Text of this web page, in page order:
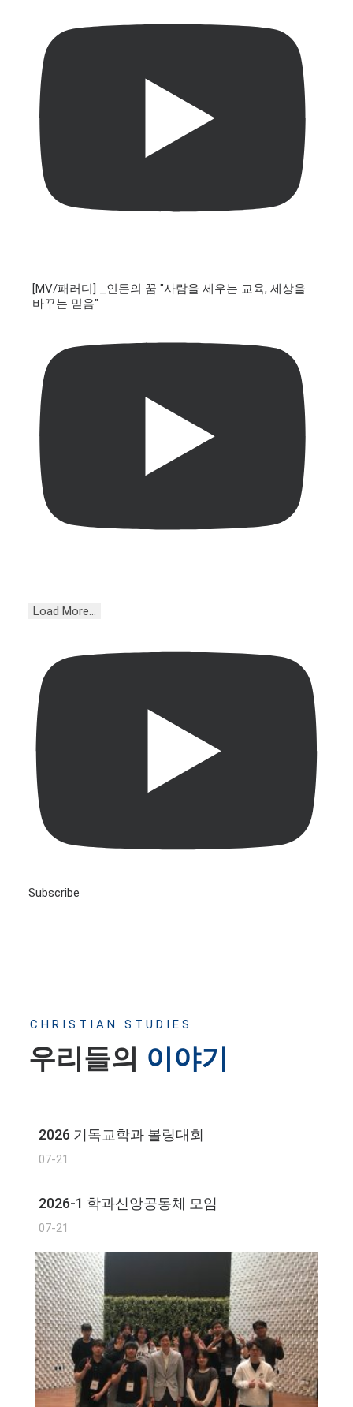
[MV/패러디] _인돈의 꿈 "사람을 세우는 교육, 세상을
바꾸는 믿음"
Load More...
Subscribe
CHRISTIAN STUDIES
우리들의 이야기
2026 기독교학과 볼링대회
07-21
2026-1 학과신앙공동체 모임
07-21